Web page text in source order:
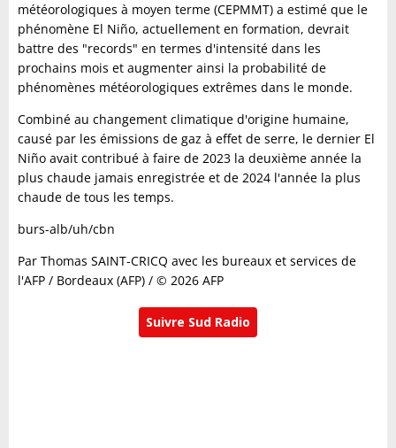
météorologiques à moyen terme (CEPMMT) a estimé que le
phénomène El Niño, actuellement en formation, devrait
battre des "records" en termes d'intensité dans les
prochains mois et augmenter ainsi la probabilité de
phénomènes météorologiques extrêmes dans le monde.
Combiné au changement climatique d'origine humaine,
causé par les émissions de gaz à effet de serre, le dernier El
Niño avait contribué à faire de 2023 la deuxième année la
plus chaude jamais enregistrée et de 2024 l'année la plus
chaude de tous les temps.
burs-alb/uh/cbn
Par Thomas SAINT-CRICQ avec les bureaux et services de
l'AFP / Bordeaux (AFP) / © 2026 AFP
Suivre Sud Radio